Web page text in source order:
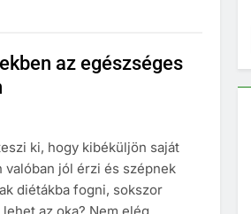
az egészséges
ki, hogy kibéküljön saját
valóban jól érzi és szépnek
diétákba fogni, sokszor